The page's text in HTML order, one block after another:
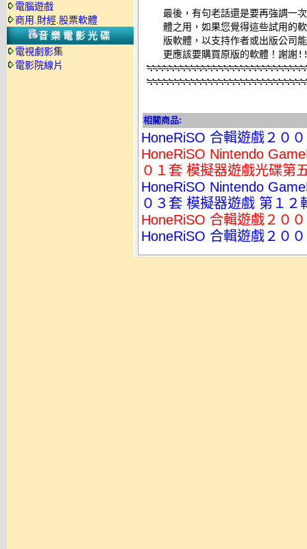
電腦遊戲
商用.財經.股票軟體
音樂電影光碟
電視劇影集
電影院線片
最後，有句老話還是要再強調一
體之用，如果您覺得這些試用的
版軟體，以支持作者或出版公司
更應該要購買原版的軟體！謝謝
相關商品:
HoneRiSO 合輯遊戲２０
HoneRiSO Nintendo
０１套 模擬器遊戲光碟第
HoneRiSO Nintendo
０３套 模擬器遊戲 第１２
HoneRiSO 合輯遊戲２０
HoneRiSO 合輯遊戲２０